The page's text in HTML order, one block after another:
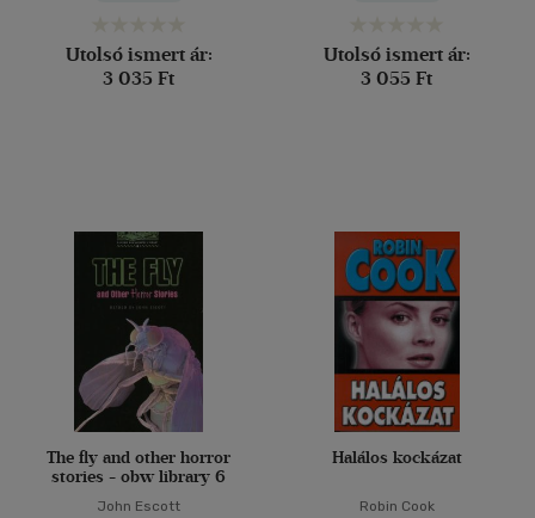
Utolsó ismert ár:
3 035 Ft
Utolsó ismert ár:
3 055 Ft
The fly and other horror
stories - obw library 6
John Escott
Halálos kockázat
Robin Cook